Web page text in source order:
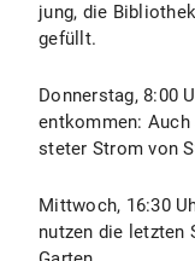
jung, die
gefüllt.
Donnerstag, 8:00
entkommen:
steter Strom von
Mittwoch, 16:30
nutzen die letzten